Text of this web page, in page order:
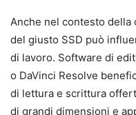
Anche nel contesto della
del giusto SSD può
di lavoro. Software di
o DaVinci Resolve
di lettura e scrittura
di grandi dimensioni e